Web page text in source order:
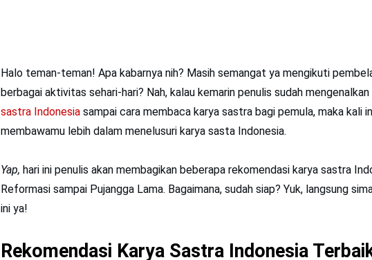
Halo teman-teman! Apa kabarnya nih? Masih semangat ya mengikuti
berbagai aktivitas sehari-hari? Nah, kalau kemarin penulis sudah
sastra Indonesia sampai cara membaca karya sastra bagi pemula, maka kali
membawamu lebih dalam menelusuri karya sasta Indonesia.
Yap, hari ini penulis akan membagikan beberapa rekomendasi karya sastra
Reformasi sampai Pujangga Lama. Bagaimana, sudah siap? Yuk, langsung
ini ya!
Rekomendasi Karya Sastra Indonesia